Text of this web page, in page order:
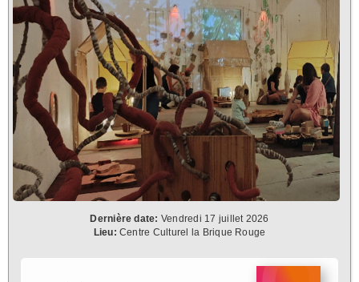
Dernière date: Vendredi 17 juillet 2026
Lieu: Centre Culturel la Brique Rouge